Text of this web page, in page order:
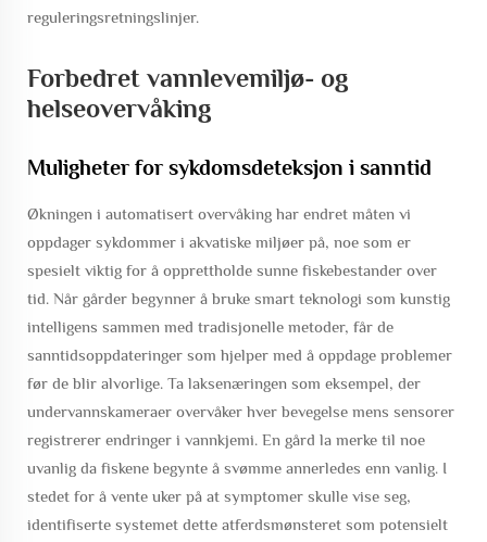
reguleringsretningslinjer.
Forbedret vannlevemiljø- og
helseovervåking
Muligheter for sykdomsdeteksjon i sanntid
Økningen i automatisert overvåking har endret måten vi
oppdager sykdommer i akvatiske miljøer på, noe som er
spesielt viktig for å opprettholde sunne fiskebestander over
tid. Når gårder begynner å bruke smart teknologi som kunstig
intelligens sammen med tradisjonelle metoder, får de
sanntidsoppdateringer som hjelper med å oppdage problemer
før de blir alvorlige. Ta laksenæringen som eksempel, der
undervannskameraer overvåker hver bevegelse mens sensorer
registrerer endringer i vannkjemi. En gård la merke til noe
uvanlig da fiskene begynte å svømme annerledes enn vanlig. I
stedet for å vente uker på at symptomer skulle vise seg,
identifiserte systemet dette atferdsmønsteret som potensielt